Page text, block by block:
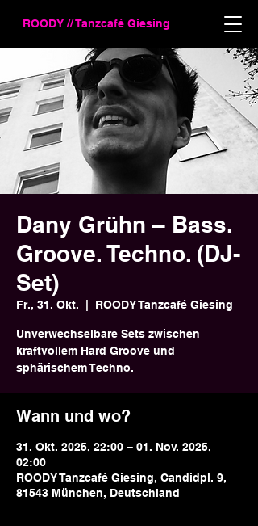
ROODY // Tanzcafé Giesing
Dany Grühn – Bass.
Groove. Techno. (DJ-
Set)
Fr., 31. Okt. ROODY Tanzcafé Giesing
Unverwechselbare Sets zwischen
kraftvollem Hard Groove und
sphärischem Techno.
Wann und wo?
31. Okt. 2025, 22:00 – 01. Nov. 2025,
02:00
ROODY Tanzcafé Giesing, Candidpl. 9,
81543 München, Deutschland